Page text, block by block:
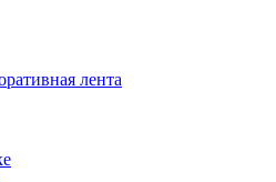
лента